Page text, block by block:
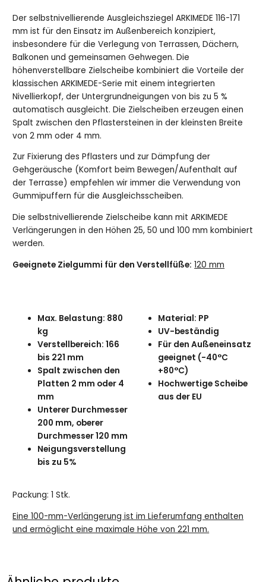
Der selbstnivellierende Ausgleichsziegel ARKIMEDE 116-171
mm ist für den Einsatz im Außenbereich konzipiert,
insbesondere für die Verlegung von Terrassen, Dächern,
Balkonen und gemeinsamen Gehwegen. Die
höhenverstellbare Zielscheibe kombiniert die Vorteile der
klassischen ARKIMEDE-Serie mit einem integrierten
Nivellierkopf, der Untergrundneigungen von bis zu 5 %
automatisch ausgleicht. Die Zielscheiben erzeugen einen
Spalt zwischen den Pflastersteinen in der kleinsten Breite
von 2 mm oder 4 mm.
Zur Fixierung des Pflasters und zur Dämpfung der
Gehgeräusche (Komfort beim Bewegen/Aufenthalt auf
der Terrasse) empfehlen wir immer die Verwendung von
Gummipuffern für die Ausgleichsscheiben.
Die selbstnivellierende Zielscheibe kann mit ARKIMEDE
Verlängerungen in den Höhen 25, 50 und 100 mm kombiniert
werden.
Geeignete Zielgummi für den Verstellfüße: 120 mm
Max. Belastung: 880
kg
Verstellbereich: 166
bis 221 mm
Spalt zwischen den
Platten 2 mm oder 4
mm
Unterer Durchmesser
200 mm, oberer
Durchmesser 120 mm
Neigungsverstellung
bis zu 5%
Material: PP
UV-beständig
Für den Außeneinsatz
geeignet (-40°C
+80°C)
Hochwertige Scheibe
aus der EU
Packung: 1 Stk.
Eine 100-mm-Verlängerung ist im Lieferumfang enthalten
und ermöglicht eine maximale Höhe von 221 mm.